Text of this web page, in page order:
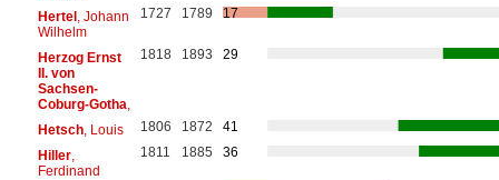
Hertel, Johann
Wilhelm
1727 1789 17
Herzog Ernst
II. von
Sachsen-
Coburg-Gotha
1818 1893 29
Hetsch, Louis 1806 1872
41
Hiller,
Ferdinand
1811 1885 36